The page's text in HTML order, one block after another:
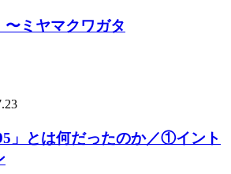
ミヤマクワガタ
」とは何だったのか／①イント